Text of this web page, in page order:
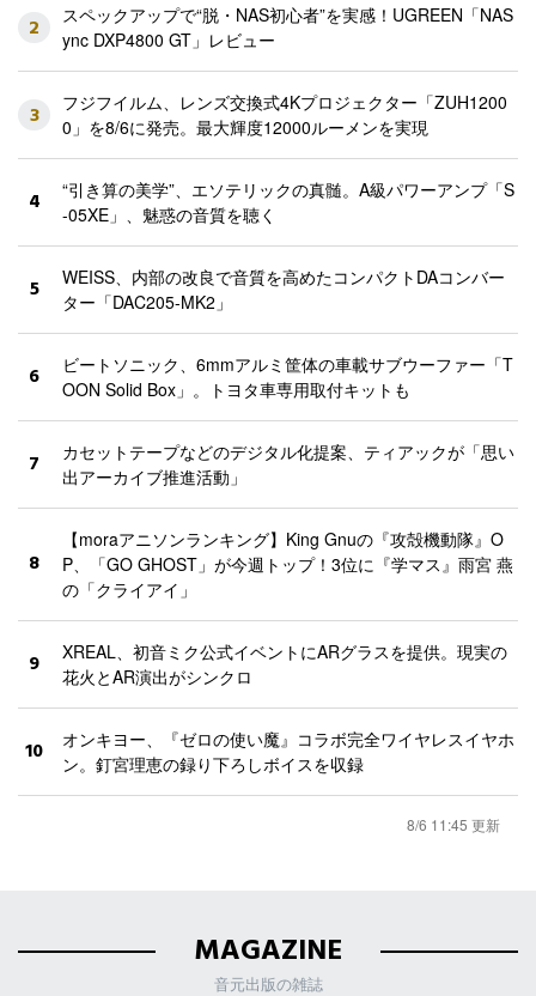
2
スペックアップで“脱・NAS初心者”を実感！UGREEN「NAS
ync DXP4800 GT」レビュー
3
フジフイルム、レンズ交換式4Kプロジェクター「ZUH1200
0」を8/6に発売。最大輝度12000ルーメンを実現
4
“引き算の美学”、エソテリックの真髄。A級パワーアンプ「S
-05XE」、魅惑の音質を聴く
5
WEISS、内部の改良で音質を高めたコンパクトDAコンバー
ター「DAC205-MK2」
6
ビートソニック、6mmアルミ筐体の車載サブウーファー「T
OON Solid Box」。トヨタ車専用取付キットも
7
カセットテープなどのデジタル化提案、ティアックが「思い
出アーカイブ推進活動」
8
【moraアニソンランキング】King Gnuの『攻殻機動隊』O
P、「GO GHOST」が今週トップ！3位に『学マス』雨宮 燕
の「クライアイ」
9
XREAL、初音ミク公式イベントにARグラスを提供。現実の
花火とAR演出がシンクロ
10
オンキヨー、『ゼロの使い魔』コラボ完全ワイヤレスイヤホ
ン。釘宮理恵の録り下ろしボイスを収録
8/6 11:45 更新
MAGAZINE
音元出版の雑誌